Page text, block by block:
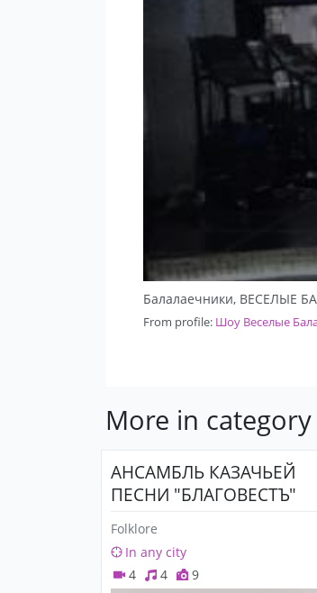
Балалаечники, ВЕСЕЛЫЕ
From profile: Шоу Веселые
More in
АНСАМБЛЬ КАЗАЧЬЕЙ
ПЕСНИ "БЛАГОВЕСТЪ"
Folklore
In any city
4
4 9